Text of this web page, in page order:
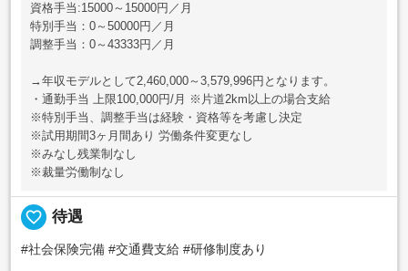
資格手当:15000～15000円／月
特別手当：0～50000円／月
調整手当：0～43333円／月
→年収モデルとして2,460,000～3,579,996円となります。
・通勤手当 上限100,000円/月 ※片道2km以上の場合支給
※特別手当、調整手当は経験・資格等を考慮し決定
※試用期間3ヶ月間あり 労働条件変更なし
※みなし残業制なし
※裁量労働制なし
favorite_border 待遇
#社会保険完備 #交通費支給 #研修制度あり